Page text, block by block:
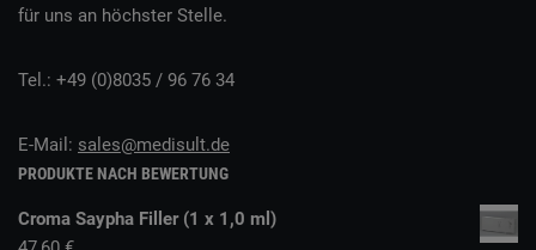
für uns an höchster Stelle.
Tel.: +49 (0)8035 / 96 76 34
E-Mail: sales@medisult.de
PRODUKTE NACH BEWERTUNG
Croma Saypha Filler (1 x 1,0 ml)